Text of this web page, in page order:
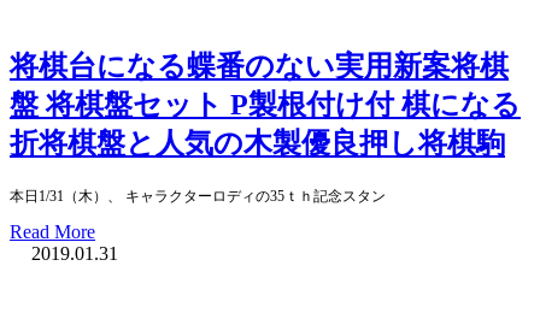
将棋台になる蝶番のない実用新案将棋
盤 将棋盤セット P製根付け付 棋になる
折将棋盤と人気の木製優良押し将棋駒
本日1/31（木）、 キャラクターロディの35ｔｈ記念スタン
Read More
2019.01.31